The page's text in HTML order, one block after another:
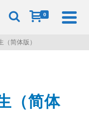
0
简体版）
（简体